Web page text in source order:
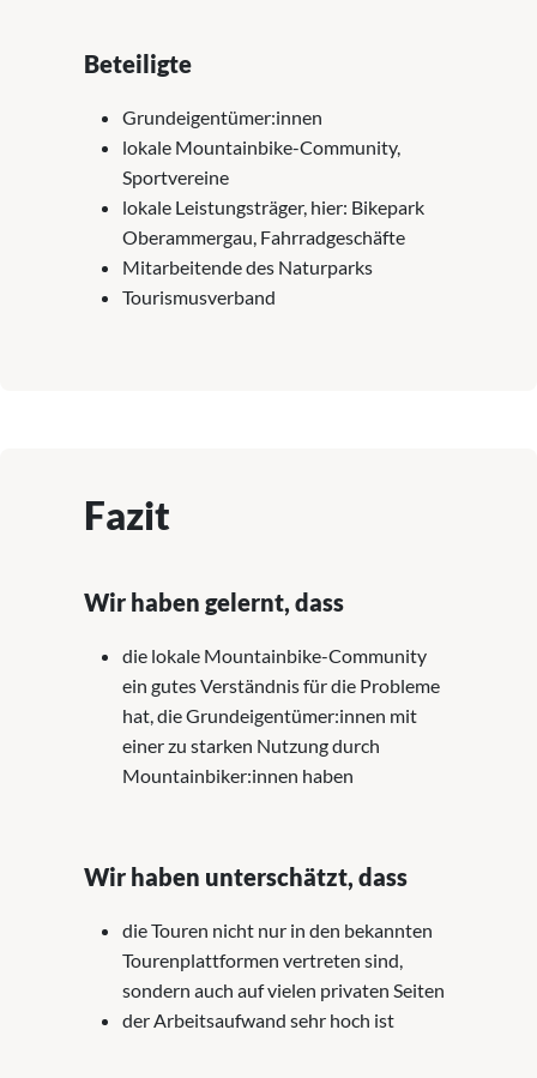
Beteiligte
Grundeigentümer:innen
lokale Mountainbike-Community,
Sportvereine
lokale Leistungsträger, hier: Bikepark
Oberammergau, Fahrradgeschäfte
Mitarbeitende des Naturparks
Tourismusverband
Fazit
Wir haben gelernt, dass
die lokale Mountainbike-Community
ein gutes Verständnis für die Probleme
hat, die Grundeigentümer:innen mit
einer zu starken Nutzung durch
Mountainbiker:innen haben
Wir haben unterschätzt, dass
die Touren nicht nur in den bekannten
Tourenplattformen vertreten sind,
sondern auch auf vielen privaten Seiten
der Arbeitsaufwand sehr hoch ist